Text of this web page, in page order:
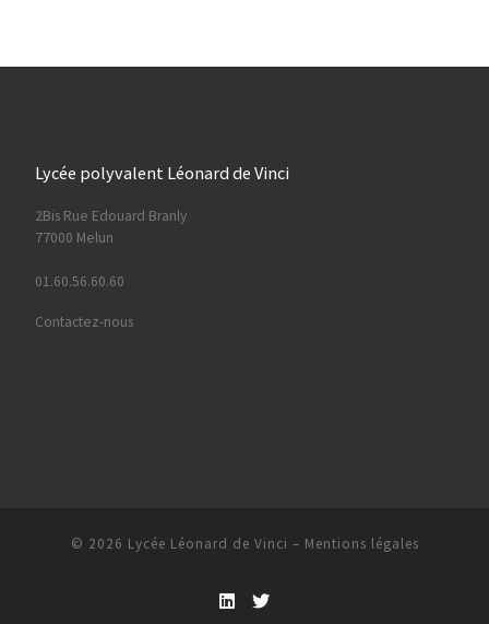
Lycée polyvalent Léonard de Vinci
2Bis Rue Edouard Branly
77000 Melun
01.60.56.60.60
Contactez-nous
© 2026 Lycée Léonard de Vinci – Mentions légales